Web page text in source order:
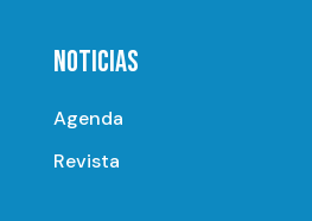
NOTICIAS
Agenda
Revista